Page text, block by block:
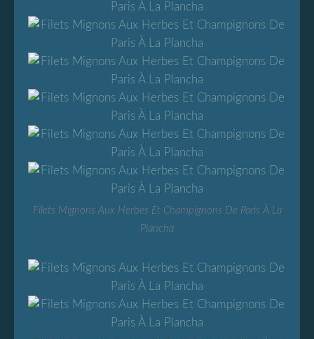
Filets Mignons Aux Herbes Et Champignons De Paris À La
Plancha